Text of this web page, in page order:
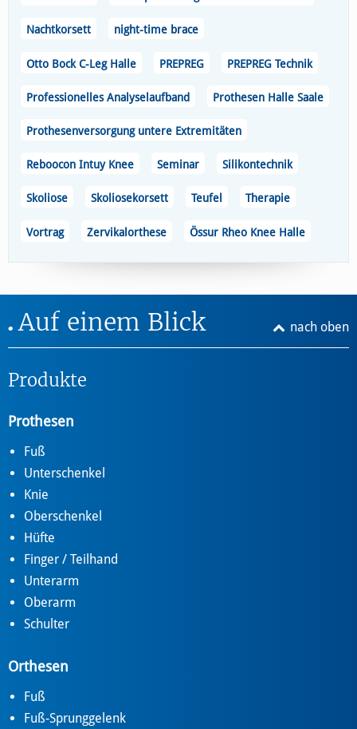
Nachtkorsett night-time brace
Otto Bock C-Leg Halle PREPREG PREPREG Technik
Professionelles Analyselaufband Prothesen Halle Saale
Prothesenversorgung untere Extremitäten
Reboocon Intuy Knee Seminar Silikontechnik
Skoliose Skoliosekorsett Teufel Therapie
Vortrag Zervikalorthese Össur Rheo Knee Halle
nach oben
Auf einem Blick
Produkte
Prothesen
Fuß
Unterschenkel
Knie
Oberschenkel
Hüfte
Finger / Teilhand
Unterarm
Oberarm
Schulter
Orthesen
Fuß
Fuß-Sprunggelenk